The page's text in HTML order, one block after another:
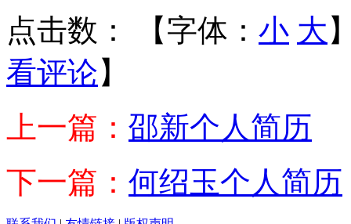
点击数： 【字体： 小 大
看评论】
上一篇： 邵新个人简历
下一篇： 何绍玉个人简历